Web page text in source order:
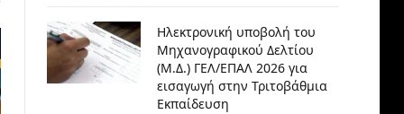
Ηλεκτρονική υποβολή του
Μηχανογραφικού Δελτίου
(Μ.Δ.) ΓΕΛ/ΕΠΑΛ 2026 για
εισαγωγή στην Τριτοβάθμια
Εκπαίδευση